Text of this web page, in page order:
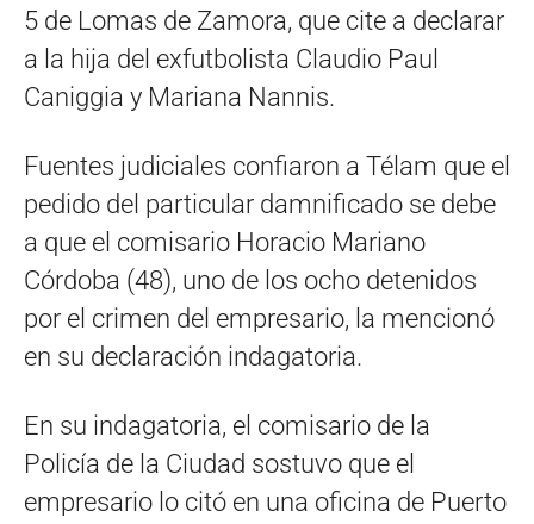
5 de Lomas de Zamora, que cite a declarar
a la hija del exfutbolista Claudio Paul
Caniggia y Mariana Nannis.
Fuentes judiciales confiaron a Télam que el
pedido del particular damnificado se debe
a que el comisario Horacio Mariano
Córdoba (48), uno de los ocho detenidos
por el crimen del empresario, la mencionó
en su declaración indagatoria.
En su indagatoria, el comisario de la
Policía de la Ciudad sostuvo que el
empresario lo citó en una oficina de Puerto